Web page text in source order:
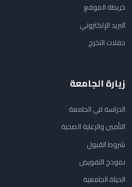
خريطة الموقع
البريد الإلكتروني
حفلات التخرج
زيارة الجامعة
الدراسة في الجامعة
التأمين والرعاية الصحية
شروط القبول
نموذج التفويض
الحياة الجامعية